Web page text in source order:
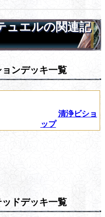
ュエルの関連記
ンデッキ一覧
清浄ビショ
ップ
ドデッキ一覧